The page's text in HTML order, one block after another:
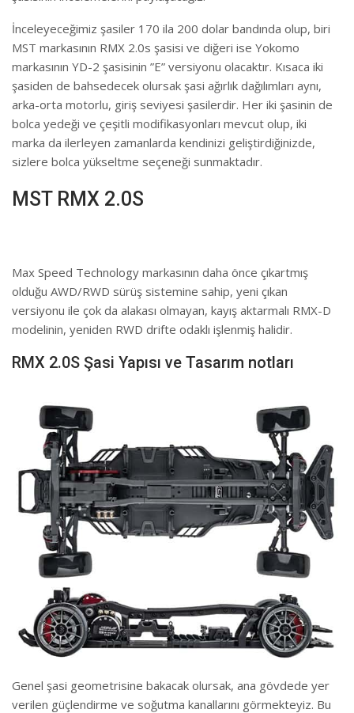
İnceleyeceğimiz şasiler 170 ila 200 dolar bandında olup, biri
MST markasının RMX 2.0s şasisi ve diğeri ise Yokomo
markasının YD-2 şasisinin ”E” versiyonu olacaktır. Kısaca iki
şasiden de bahsedecek olursak şasi ağırlık dağılımları aynı,
arka-orta motorlu, giriş seviyesi şasilerdir. Her iki şasinin de
bolca yedeği ve çeşitli modifikasyonları mevcut olup, iki
marka da ilerleyen zamanlarda kendinizi geliştirdiğinizde,
sizlere bolca yükseltme seçeneği sunmaktadır.
MST RMX 2.0S
Max Speed Technology markasının daha önce çıkartmış
olduğu AWD/RWD sürüş sistemine sahip, yeni çıkan
versiyonu ile çok da alakası olmayan, kayış aktarmalı RMX-D
modelinin, yeniden RWD drifte odaklı işlenmiş halidir.
RMX 2.0S Şasi Yapısı ve Tasarım notları
Genel şasi geometrisine bakacak olursak, ana gövdede yer
verilen güçlendirme ve soğutma kanallarını görmekteyiz. Bu